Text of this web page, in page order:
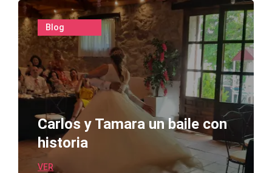
Blog
Carlos y Tamara un baile con
historia
VER